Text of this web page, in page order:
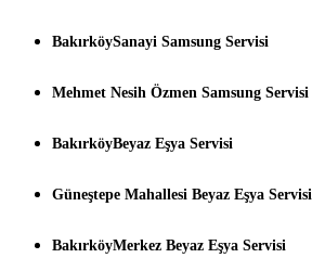
BakırköySanayi Samsung Servisi
Mehmet Nesih Özmen Samsung Servisi
BakırköyBeyaz Eşya Servisi
Güneştepe Mahallesi Beyaz Eşya Servisi
BakırköyMerkez Beyaz Eşya Servisi